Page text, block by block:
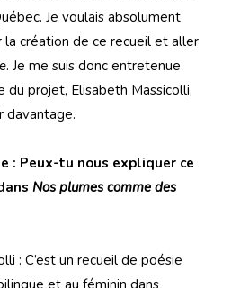
Je voulais absolument
la création de ce recueil et aller
. Je me suis donc entretenue
du projet, Elisabeth Massicolli,
davantage.
: Peux-tu nous expliquer ce
Nos plumes comme des
: C’est un recueil de poésie
et au féminin dans